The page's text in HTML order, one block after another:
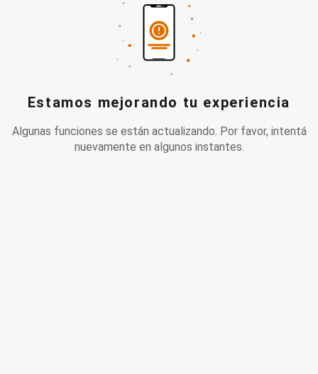
Estamos mejorando tu experiencia
Algunas funciones se están actualizando. Por favor, intentá
nuevamente en algunos instantes.